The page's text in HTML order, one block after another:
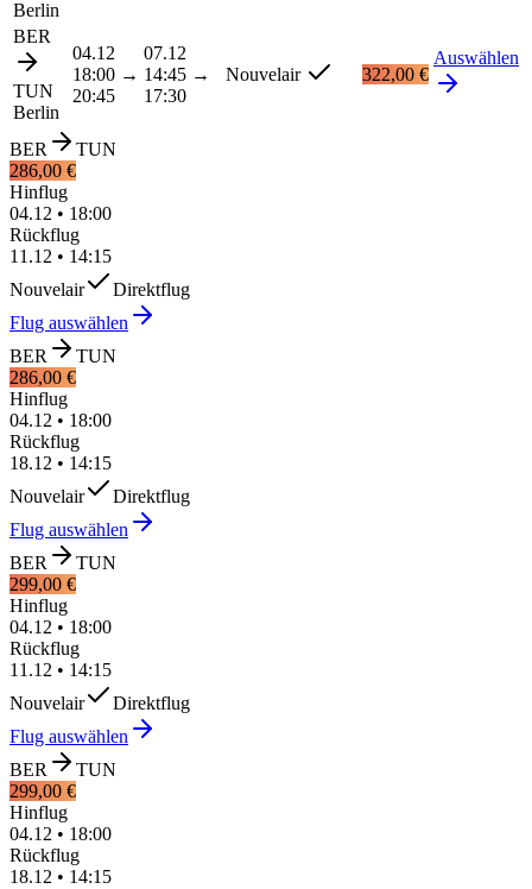
Berlin
BER
TUN
Berlin
04.12
18:00 →
20:45
07.12
14:45 →
17:30
Nouvelair 322,00 €
Auswählen
BER
TUN
286,00 €
Hinflug
04.12 • 18:00
Rückflug
11.12 • 14:15
Nouvelair
Direktflug
Flug auswählen
BER
TUN
286,00 €
Hinflug
04.12 • 18:00
Rückflug
18.12 • 14:15
Nouvelair
Direktflug
Flug auswählen
BER
TUN
299,00 €
Hinflug
04.12 • 18:00
Rückflug
11.12 • 14:15
Nouvelair
Direktflug
Flug auswählen
BER
TUN
299,00 €
Hinflug
04.12 • 18:00
Rückflug
18.12 • 14:15